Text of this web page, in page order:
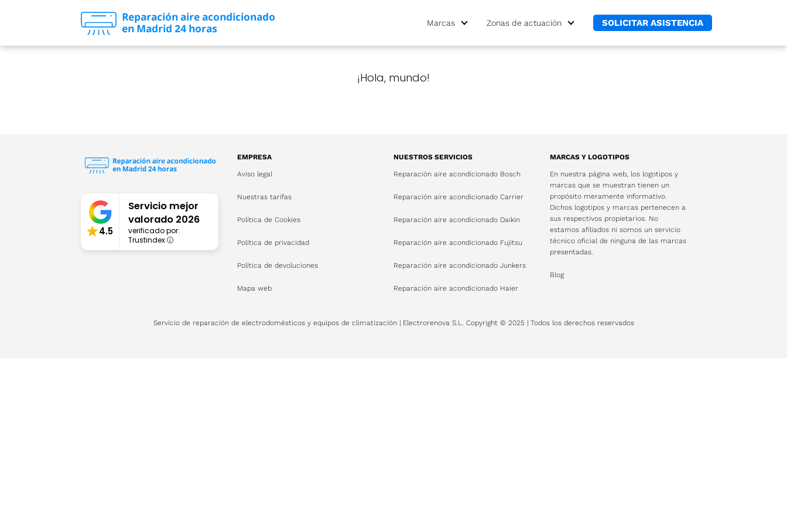
Marcas Zonas de actuación SOLICITAR ASISTENCIA
¡Hola, mundo!
4.5
Servicio mejor
valorado 2026
verificado por:
Trustindex
EMPRESA
Aviso legal
Nuestras tarifas
Política de Cookies
Política de privacidad
Política de devoluciones
Mapa web
NUESTROS SERVICIOS
Reparación aire acondicionado Bosch
Reparación aire acondicionado Carrier
Reparación aire acondicionado Daikin
Reparación aire acondicionado Fujitsu
Reparación aire acondicionado Junkers
Reparación aire acondicionado Haier
MARCAS Y LOGOTIPOS
En nuestra página web, los logotipos y
marcas que se muestran tienen un
propósito meramente informativo.
Dichos logotipos y marcas pertenecen a
sus respectivos propietarios. No
estamos afiliados ni somos un servicio
técnico oficial de ninguna de las marcas
presentadas.
Blog
Servicio de reparación de electrodomésticos y equipos de climatización | Electrorenova S.L. Copyright © 2025 | Todos los derechos reservados